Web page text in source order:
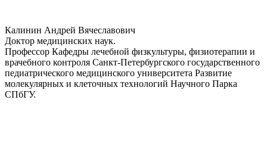
Калинин Андрей Вячеславович
Доктор медицинских наук.
Профессор Кафедры лечебной физкультуры, физиотерапии и
врачебного контроля Санкт-Петербургского государственного
педиатрического медицинского университета Развитие
молекулярных и клеточных технологий Научного Парка
СПбГУ.